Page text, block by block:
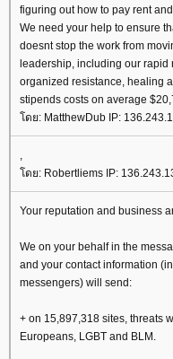
figuring out how to pay rent
We need your help to ensure
doesnt stop the work from
leadership, including our rapid
organized resistance, healing
stipends costs on average
ดย: MatthewDub IP:
,
ดย: Robertliems IP:
Your reputation and business
We on your behalf in the
and your contact information
messengers) will send:
+ on 15,897,318 sites, threats
Europeans, LGBT and BLM.